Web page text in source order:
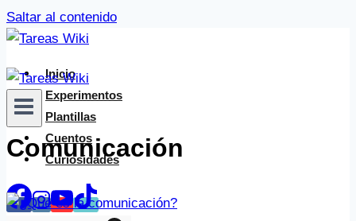
Saltar al contenido
Inicio
Experimentos
Plantillas
Cuentos
Curiosidades
Comunicación